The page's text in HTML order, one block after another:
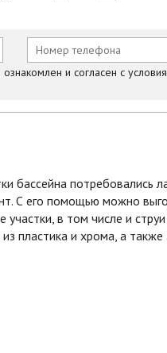
и согласен с
бассейна потребовались
С его помощью можно
участки, в том числе и
пластика и хрома, а